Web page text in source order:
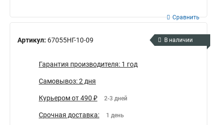
Артикул: 67055НГ-10-09
Сравнить
В наличии
Гарантия производителя: 1 год
Самовывоз: 2 дня
Курьером от 490 ₽ 2-3 дней
Срочная доставка: 1 день